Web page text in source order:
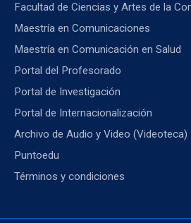
Facultad de Ciencias y Artes de la
Maestría en Comunicaciones
Maestría en Comunicación en Salud
Portal del Profesorado
Portal de Investigación
Portal de Internacionalización
Archivo de Audio y Video (Videoteca)
Puntoedu
Términos y condiciones